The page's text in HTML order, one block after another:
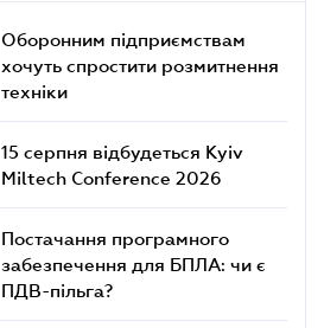
Оборонним підприємствам
хочуть спростити розмитнення
техніки
15 серпня відбудеться Kyiv
Miltech Conference 2026
Постачання програмного
забезпечення для БПЛА: чи є
ПДВ-пільга?